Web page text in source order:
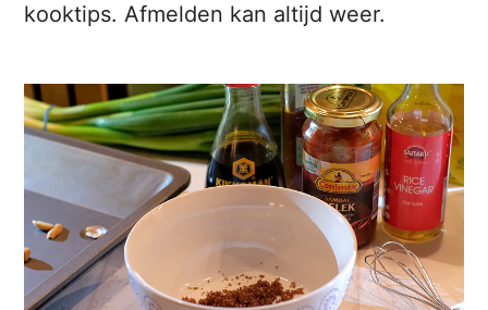
kooktips. Afmelden kan altijd weer.